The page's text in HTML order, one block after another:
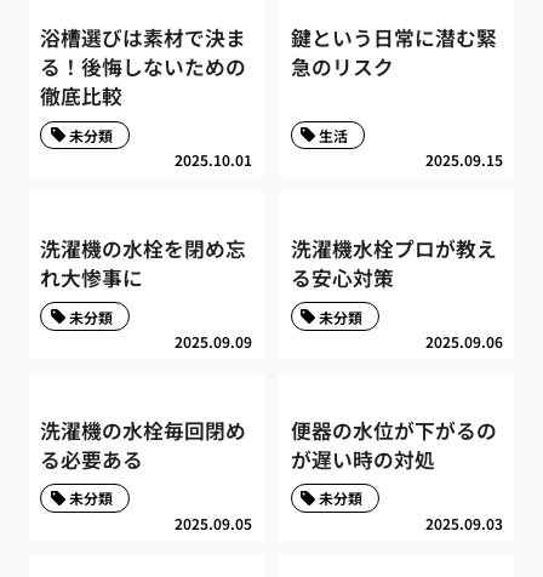
浴槽選びは素材で決ま
る！後悔しないための
徹底比較
2025.10.01
未分類
鍵という日常に潜む緊
急のリスク
2025.09.15
生活
洗濯機の水栓を閉め忘
れ大惨事に
2025.09.09
未分類
洗濯機水栓プロが教え
る安心対策
2025.09.06
未分類
洗濯機の水栓毎回閉め
る必要ある
2025.09.05
未分類
便器の水位が下がるの
が遅い時の対処
2025.09.03
未分類